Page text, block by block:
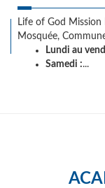
Life of God
Mosquée,
Lundi au
Samedi :...